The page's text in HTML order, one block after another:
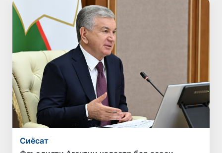
Сиёсат